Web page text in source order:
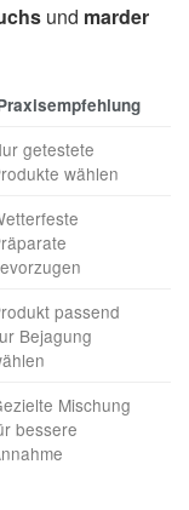
und marder
getestete
wählen
passend
Bejagung
Mischung
bessere